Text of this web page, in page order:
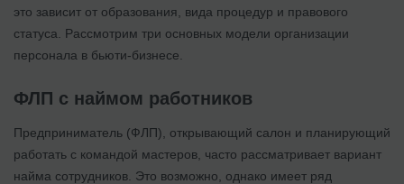
это зависит от образования, вида процедур и правового
статуса. Рассмотрим три основных модели организации
персонала в бьюти-бизнесе.
ФЛП с наймом работников
Предприниматель (ФЛП), открывающий салон и планирующий
работать с командой мастеров, часто рассматривает вариант
найма сотрудников. Это возможно, однако имеет ряд